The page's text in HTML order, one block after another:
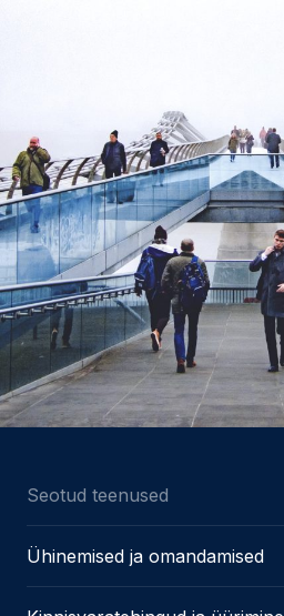
Seotud teenused
Ühinemised ja omandamised